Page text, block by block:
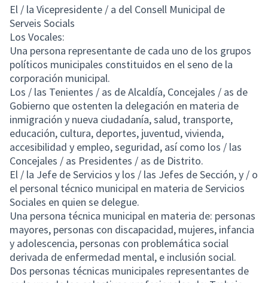
El / la Vicepresidente / a del Consell Municipal de
Serveis Socials
Los Vocales:
Una persona representante de cada uno de los grupos
políticos municipales constituidos en el seno de la
corporación municipal.
Los / las Tenientes / as de Alcaldía, Concejales / as de
Gobierno que ostenten la delegación en materia de
inmigración y nueva ciudadanía, salud, transporte,
educación, cultura, deportes, juventud, vivienda,
accesibilidad y empleo, seguridad, así como los / las
Concejales / as Presidentes / as de Distrito.
El / la Jefe de Servicios y los / las Jefes de Sección, y / o
el personal técnico municipal en materia de Servicios
Sociales en quien se delegue.
Una persona técnica municipal en materia de: personas
mayores, personas con discapacidad, mujeres, infancia
y adolescencia, personas con problemática social
derivada de enfermedad mental, e inclusión social.
Dos personas técnicas municipales representantes de